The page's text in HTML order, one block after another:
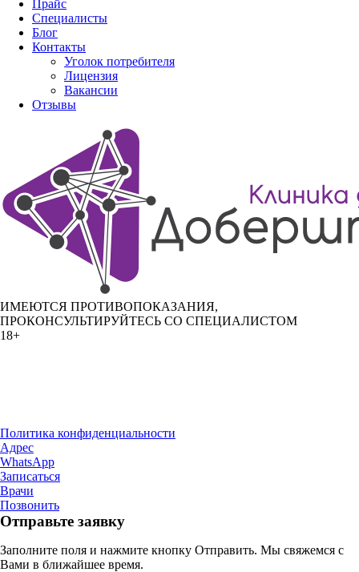
Прайс
Специалисты
Блог
Контакты
Уголок потребителя
Лицензия
Вакансии
Отзывы
ИМЕЮТСЯ ПРОТИВОПОКАЗАНИЯ,
ПРОКОНСУЛЬТИРУЙТЕСЬ СО СПЕЦИАЛИСТОМ
18+
Политика конфиденциальности
Адрес
WhatsApp
Записаться
Врачи
Позвонить
Отправьте заявку
Заполните поля и нажмите кнопку Отправить. Мы свяжемся с
Вами в ближайшее время.